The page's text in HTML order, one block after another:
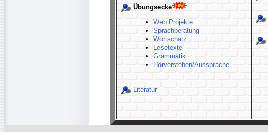
Übungsecke
Web Projekte
Sprachberatung
Wortschatz
Lesetexte
Grammatik
Hörverstehen/Aussprache
Literatur